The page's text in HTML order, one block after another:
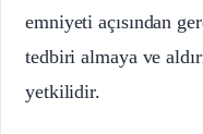
emniyeti açısından
tedbiri almaya ve
yetkilidir.